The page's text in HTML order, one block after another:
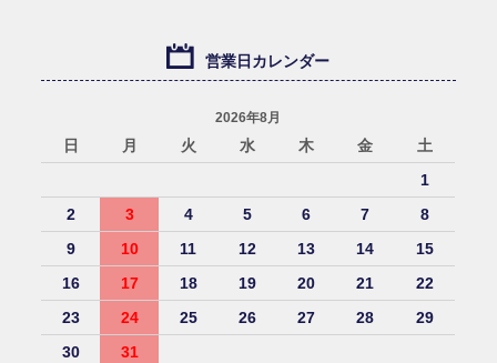
営業日カレンダー
2026年8月
日 月 火 水 木 金
土
1
2
3 4 5 6 7
8
9
10 11 12 13 14
15
16
17 18 19 20 21
22
23
24 25 26 27 28
29
30
31